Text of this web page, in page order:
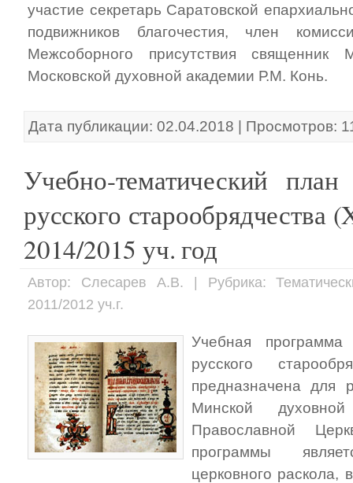
участие секретарь Саратовской
подвижников благочестия, член
Межсоборного присутствия
Московской духовной академии Р.М. Конь.
Дата публикации: 02.04.2018 | Просмотров:
Учебно-тематический
русского
2014/2015 уч. год
Автор: Слесарев А.В. | Рубрика:
2011/2012 уч.г.
Учебная
русского
предназначена для
Минской
Православной
программы
церковного раскола,